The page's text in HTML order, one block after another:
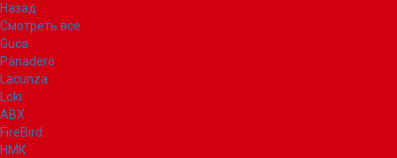
Назад
Смотреть все
Guca
Panadero
Lacunza
Loki
ABX
FireBird
НМК